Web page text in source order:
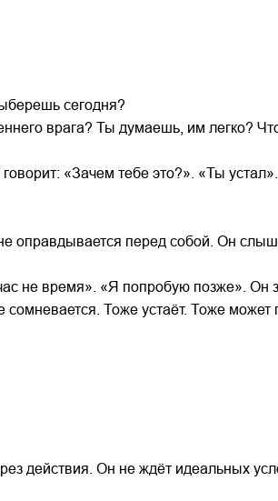
сегодня?
врага? Ты думаешь, им легко?
говорит: «Зачем тебе это?». «Ты
оправдывается перед собой. Он
не время». «Я попробую позже». Он
Тоже устаёт. Тоже
действия. Он не ждёт идеальных